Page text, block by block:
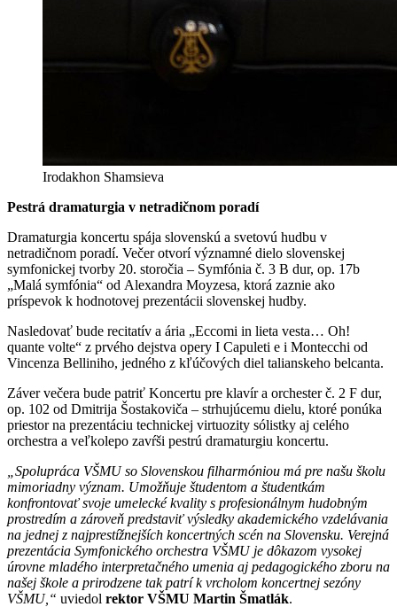
Irodakhon Shamsieva
Pestrá dramaturgia v netradičnom poradí
Dramaturgia koncertu spája slovenskú a svetovú hudbu v
netradičnom poradí. Večer otvorí významné dielo slovenskej
symfonickej tvorby 20. storočia – Symfónia č. 3 B dur, op. 17b
„Malá symfónia“ od Alexandra Moyzesa, ktorá zaznie ako
príspevok k hodnotovej prezentácii slovenskej hudby.
Nasledovať bude recitatív a ária „Eccomi in lieta vesta… Oh!
quante volte“ z prvého dejstva opery I Capuleti e i Montecchi od
Vincenza Belliniho, jedného z kľúčových diel talianskeho belcanta.
Záver večera bude patriť Koncertu pre klavír a orchester č. 2 F dur,
op. 102 od Dmitrija Šostakoviča – strhujúcemu dielu, ktoré ponúka
priestor na prezentáciu technickej virtuozity sólistky aj celého
orchestra a veľkolepo zavŕši pestrú dramaturgiu koncertu.
„Spolupráca VŠMU so Slovenskou filharmóniou má pre našu školu
mimoriadny význam. Umožňuje študentom a študentkám
konfrontovať svoje umelecké kvality s profesionálnym hudobným
prostredím a zároveň predstaviť výsledky akademického vzdelávania
na jednej z najprestížnejších koncertných scén na Slovensku. Verejná
prezentácia Symfonického orchestra VŠMU je dôkazom vysokej
úrovne mladého interpretačného umenia aj pedagogického zboru na
našej škole a prirodzene tak patrí k vrcholom koncertnej sezóny
VŠMU,“ uviedol rektor VŠMU Martin Šmatlák.